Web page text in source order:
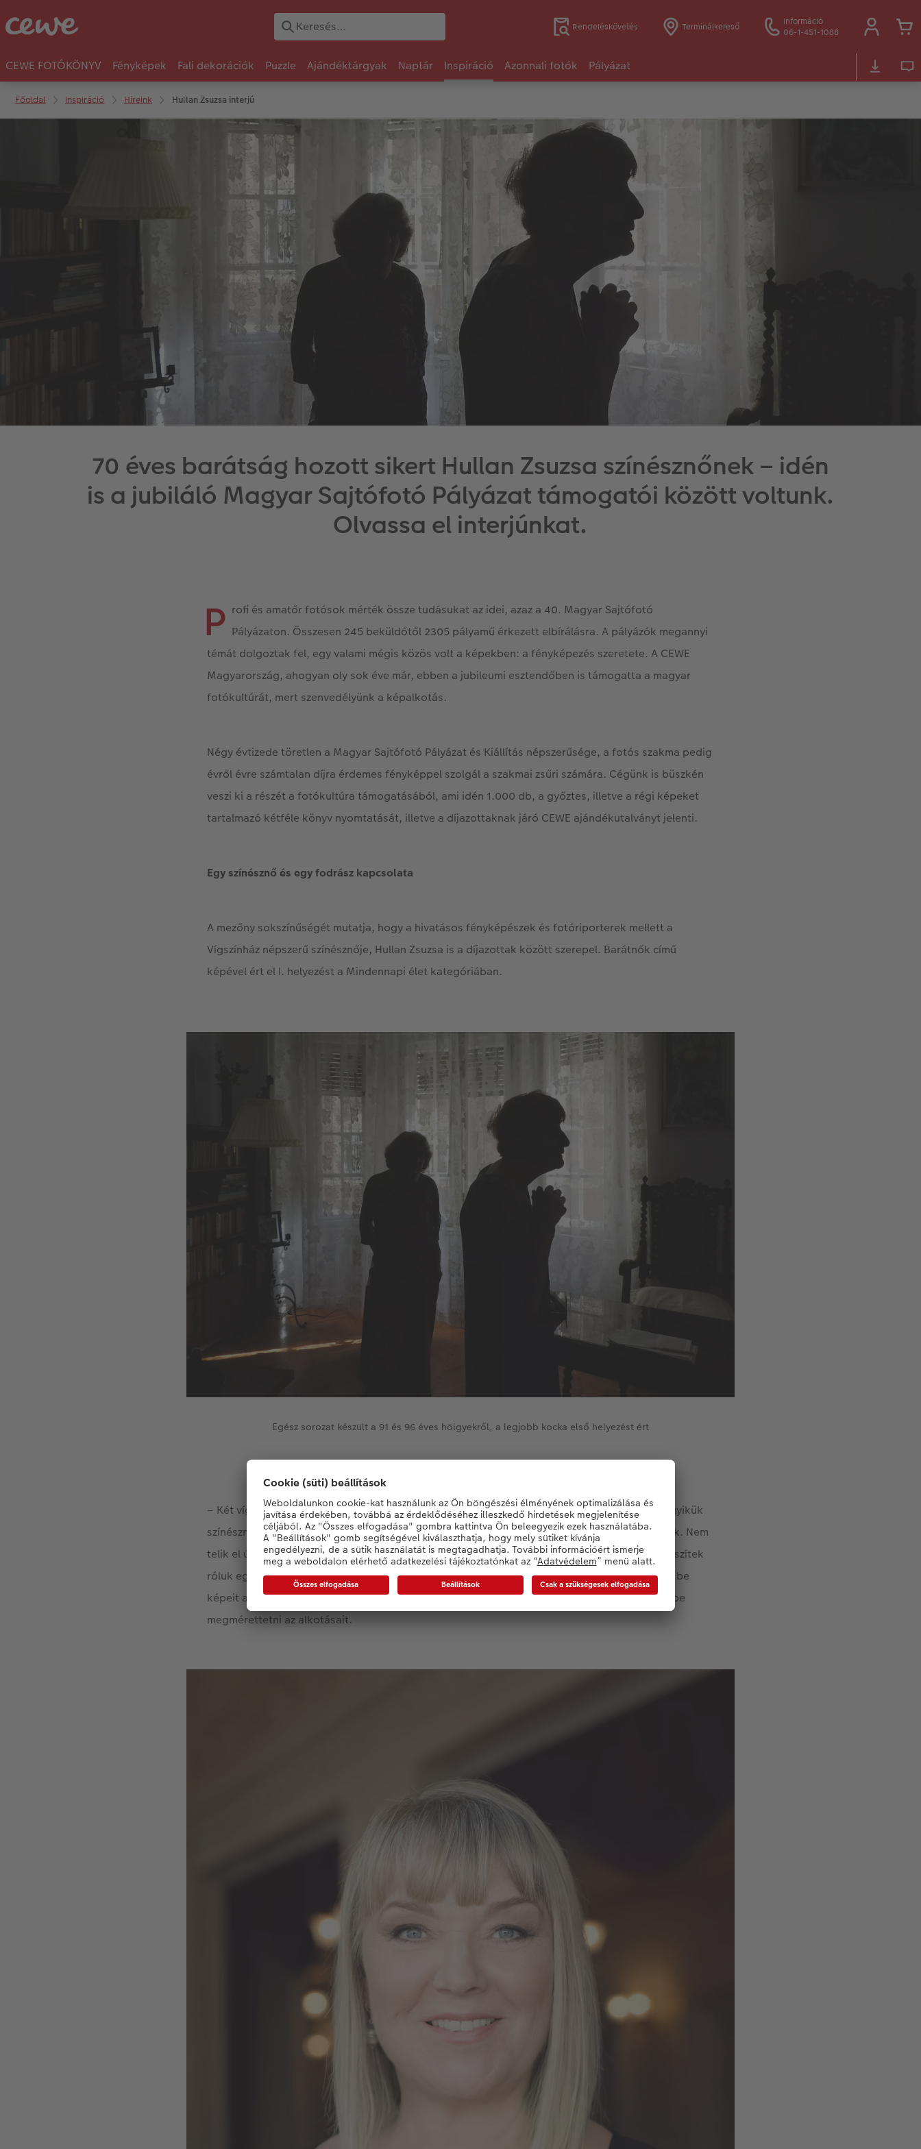
Rendeléskövetés Terminálkereső
Információ
06-1-451-1088
CEWE FOTÓKÖNYV Fényképek Fali dekorációk Puzzle Ajándéktárgyak Naptár Inspiráció Azonnali fotók Pályázat
Főoldal Inspiráció Híreink Hullan Zsuzsa interjú
70 éves barátság hozott sikert Hullan Zsuzsa színésznőnek – idén
is a jubiláló Magyar Sajtófotó Pályázat támogatói között voltunk.
Olvassa el interjúnkat.
P rofi és amatőr fotósok mérték össze tudásukat az idei, azaz a 40. Magyar Sajtófotó
Pályázaton. Összesen 245 beküldőtől 2305 pályamű érkezett elbírálásra. A pályázók megannyi
témát dolgoztak fel, egy valami mégis közös volt a képekben: a fényképezés szeretete. A CEWE
Magyarország, ahogyan oly sok éve már, ebben a jubileumi esztendőben is támogatta a magyar
fotókultúrát, mert szenvedélyünk a képalkotás.
Négy évtizede töretlen a Magyar Sajtófotó Pályázat és Kiállítás népszerűsége, a fotós szakma pedig
évről évre számtalan díjra érdemes fényképpel szolgál a szakmai zsűri számára. Cégünk is büszkén
veszi ki a részét a fotókultúra támogatásából, ami idén 1.000 db, a győztes, illetve a régi képeket
tartalmazó kétféle könyv nyomtatását, illetve a díjazottaknak járó CEWE ajándékutalványt jelenti.
Egy színésznő és egy fodrász kapcsolata
A mezőny sokszínűségét mutatja, hogy a hivatásos fényképészek és fotóriporterek mellett a
Vígszínház népszerű színésznője, Hullan Zsuzsa is a díjazottak között szerepel. Barátnők című
képével ért el I. helyezést a Mindennapi élet kategóriában.
Egész sorozat készült a 91 és 96 éves hölgyekről, a legjobb kocka első helyezést ért
– Két vígszínházi dolgozó, Liza és Irmi látható a képen, akiket 70 éves barátság köt össze. Egyikük
színésznő, a másikuk fodrász, akiket külön-külön is nagyon szeretek, pláne, ha együtt vannak. Nem
telik el úgy nap, hogy ne beszélgessenek egymással, az egyik alkalommal úgy döntöttem, készítek
róluk egy fotósorozatot – mesélte kérdésünkre Hullan Zsuzsa, aki az utolsó pillanatban adta be
képeit a pályázatra. Ugyan minden évben látogatta a kiállítást, mindeddig sosem jutott eszébe
megmérettetni az alkotásait.